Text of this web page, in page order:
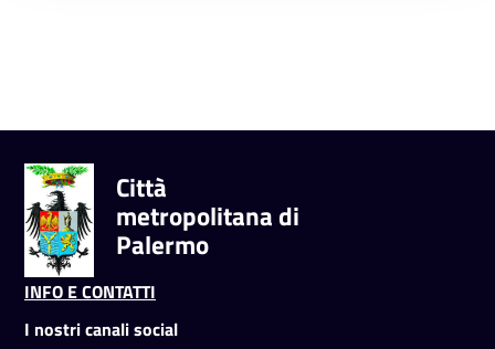
Città
metropolitana di
Palermo
INFO E CONTATTI
I nostri canali social